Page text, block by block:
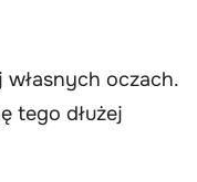
własnych oczach.
tego dłużej